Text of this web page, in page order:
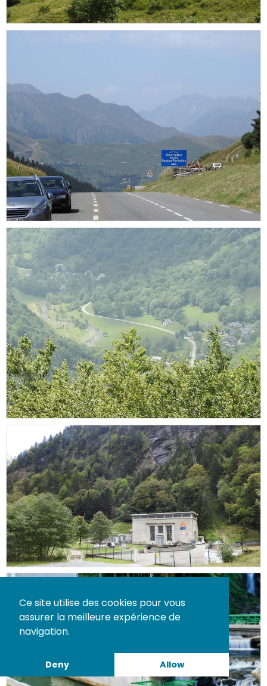
Ce site utilise des cookies pour vous
assurer la meilleure expérience de
navigation.
Deny Allow